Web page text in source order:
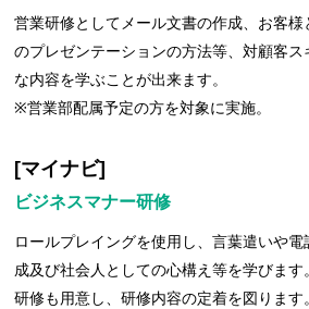
営業研修としてメール文書の作成、お客
のプレゼンテーションの方法等、対顧客
な内容を学ぶことが出来ます。
※営業部配属予定の方を対象に実施。
[マイナビ]
ビジネスマナー研修
ロールプレイングを使用し、言葉遣いや
成及び社会人としての心構え等を学びま
研修も用意し、研修内容の定着を図ります